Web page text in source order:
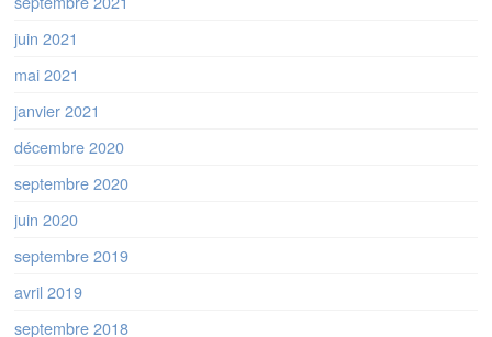
juin 2021
mai 2021
janvier 2021
décembre 2020
septembre 2020
juin 2020
septembre 2019
avril 2019
septembre 2018